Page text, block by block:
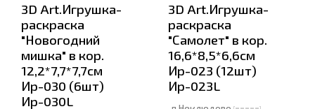
3D Art.Игрушка-
раскраска
"Новогодний
мишка" в кор.
12,2*7,7*7,7см
Ир-030 (6шт)
Ир-030L
3D Art.Игрушка-
раскраска
"Самолет" в кор.
16,6*8,5*6,6см
Ир-023 (12шт)
Ир-023L